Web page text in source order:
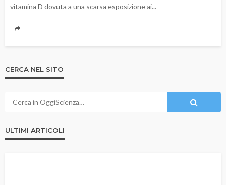
vitamina D dovuta a una scarsa esposizione ai...
CERCA NEL SITO
ULTIMI ARTICOLI